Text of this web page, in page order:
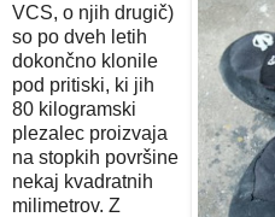
VCS, o njih drugič)
so po dveh letih
dokončno klonile
pod pritiski, ki jih
80 kilogramski
plezalec proizvaja
na stopkih površine
nekaj kvadratnih
milimetrov. Z